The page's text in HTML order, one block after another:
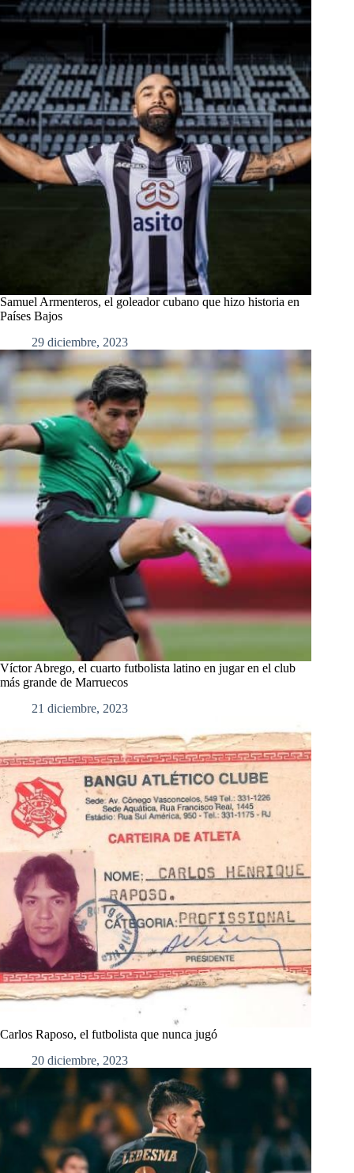
Samuel Armenteros, el goleador cubano que hizo historia en
Países Bajos
29 diciembre, 2023
Víctor Abrego, el cuarto futbolista latino en jugar en el club
más grande de Marruecos
21 diciembre, 2023
Carlos Raposo, el futbolista que nunca jugó
20 diciembre, 2023